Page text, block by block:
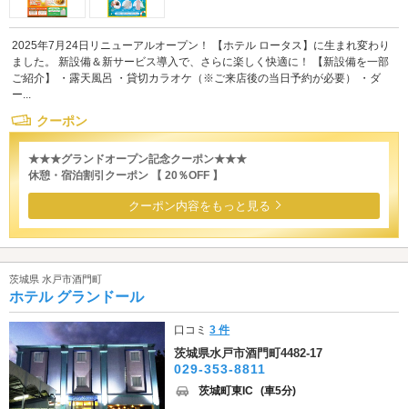
2025年7月24日リニューアルオープン！ 【ホテル ロータス】に生まれ変わり
ました。 新設備＆新サービス導入で、さらに楽しく快適に！ 【新設備を一部
ご紹介】 ・露天風呂 ・貸切カラオケ（※ご来店後の当日予約が必要） ・ダ
ー...
クーポン
★★★グランドオープン記念クーポン★★★
休憩・宿泊割引クーポン 【 20％OFF 】
クーポン内容をもっと見る
茨城県 水戸市酒門町
ホテル グランドール
口コミ3 件
茨城県水戸市酒門町4482-17
029-353-8811
茨城町東IC (車5分)